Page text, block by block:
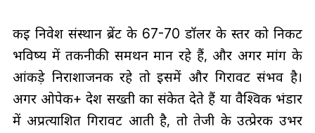
कई निवेश संस्थान ब्रेंट के 67-70 डॉलर के स्तर को निकट
भविष्य में तकनीकी समर्थन मान रहे हैं, और अगर मांग के
आंकड़े निराशाजनक रहे तो इसमें और गिरावट संभव है।
अगर ओपेक+ देश सख्ती का संकेत देते हैं या वैश्विक भंडार
में अप्रत्याशित गिरावट आती है, तो तेजी के उत्प्रेरक उभर